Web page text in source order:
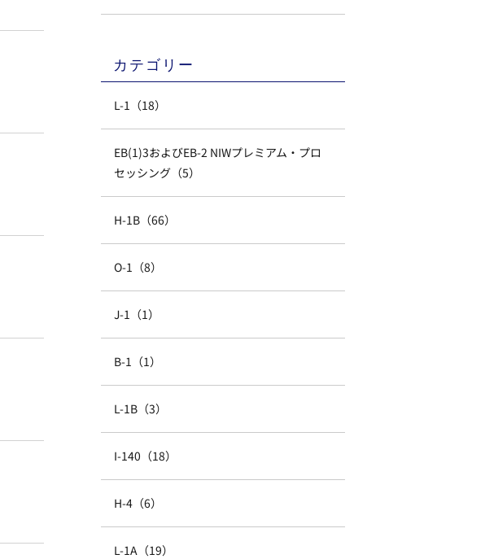
カテゴリー
L-1（18）
EB(1)3およびEB-2 NIWプレミアム・プロ
セッシング（5）
H-1B（66）
O-1（8）
J-1（1）
B-1（1）
L-1B（3）
I-140（18）
H-4（6）
L-1A（19）